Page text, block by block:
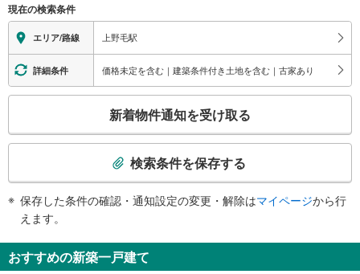
地上⇔改札⇔ホーム：○
エレベータ
・ホーム⇔正面口改札
エスカレータ
・ホーム⇔正面口改札
・正面口改札内
・ＡＥＤ
・点字運賃表
・点字シール
現在の検索条件
エリア/路線 上野毛駅
詳細条件 価格未定を含む｜建築条件付き土地を含む｜古家あり
検
知
を
新着物件通知を受け取る
検索条件を保存する
保存した条件の確認・通知設定の変更・解除はマイページから行
えます。
おすすめの新築一戸建て